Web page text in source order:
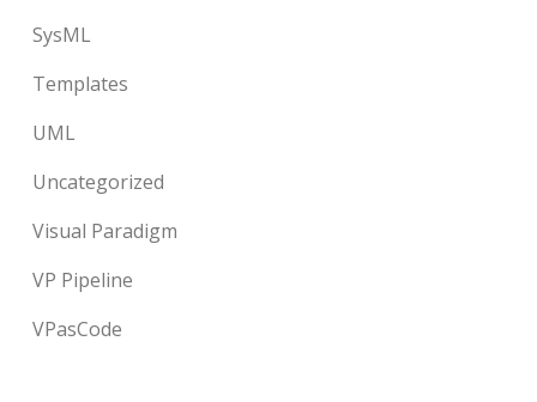
SysML
Templates
UML
Uncategorized
Visual Paradigm
VP Pipeline
VPasCode